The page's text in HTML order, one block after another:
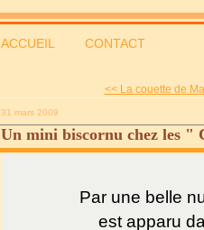
ACCUEIL CONTACT
<< La couette de
31 mars 2009
Un mini biscornu chez les "
Par une belle
est apparu